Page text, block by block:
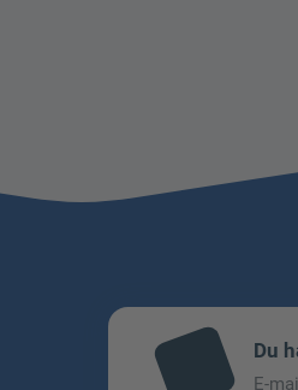
mai
Du
E-